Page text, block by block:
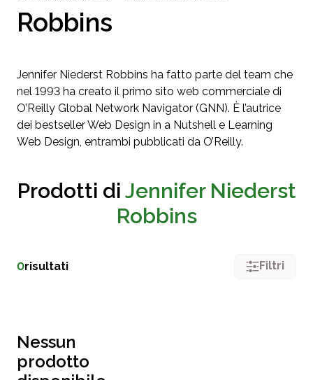
Robbins
Jennifer Niederst Robbins ha fatto parte del team che
nel 1993 ha creato il primo sito web commerciale di
O’Reilly Global Network Navigator (GNN). È l’autrice
dei bestseller Web Design in a Nutshell e Learning
Web Design, entrambi pubblicati da O’Reilly.
Prodotti di Jennifer Niederst
Robbins
0risultati Filtri
Nessun
prodotto